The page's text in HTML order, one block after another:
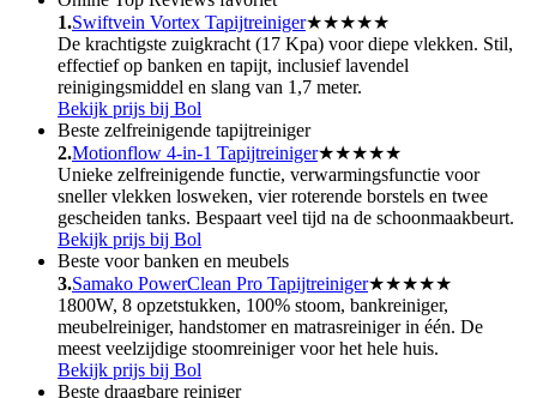
1.Swiftvein Vortex Tapijtreiniger★★★★★
De krachtigste zuigkracht (17 Kpa) voor diepe vlekken. Stil,
effectief op banken en tapijt, inclusief lavendel
reinigingsmiddel en slang van 1,7 meter.
Bekijk prijs bij Bol
Beste zelfreinigende tapijtreiniger
2.Motionflow 4-in-1 Tapijtreiniger★★★★★
Unieke zelfreinigende functie, verwarmingsfunctie voor
sneller vlekken losweken, vier roterende borstels en twee
gescheiden tanks. Bespaart veel tijd na de schoonmaakbeurt.
Bekijk prijs bij Bol
Beste voor banken en meubels
3.Samako PowerClean Pro Tapijtreiniger★★★★★
1800W, 8 opzetstukken, 100% stoom, bankreiniger,
meubelreiniger, handstomer en matrasreiniger in één. De
meest veelzijdige stoomreiniger voor het hele huis.
Bekijk prijs bij Bol
Beste draagbare reiniger